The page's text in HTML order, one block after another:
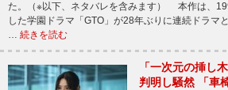
た。（※以下、ネタバレを含みます） 本作は、
した学園ドラマ「GTO」が28年ぶりに連続ドラマ
… 続きを読む
「一次元の挿し
判明し騒然 「車